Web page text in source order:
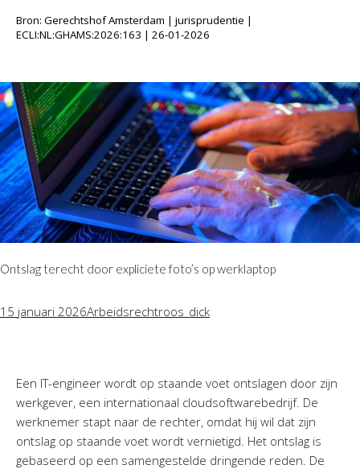
Bron: Gerechtshof Amsterdam | jurisprudentie |
ECLI:NL:GHAMS:2026:163 | 26-01-2026
Ontslag terecht door expliciete foto’s op werklaptop
15 januari 2026Arbeidsrechtroos_dick
Een IT-engineer wordt op staande voet ontslagen door zijn
werkgever, een internationaal cloudsoftwarebedrijf. De
werknemer stapt naar de rechter, omdat hij wil dat zijn
ontslag op staande voet wordt vernietigd. Het ontslag is
gebaseerd op een samengestelde dringende reden. De